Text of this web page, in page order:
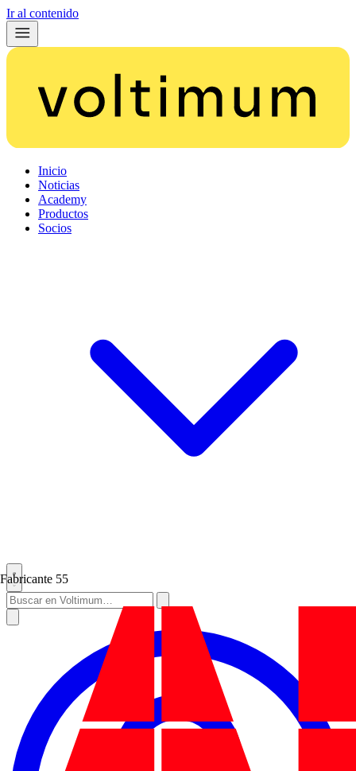
Ir al contenido
Inicio
Noticias
Academy
Productos
Socios
Fabricante 55